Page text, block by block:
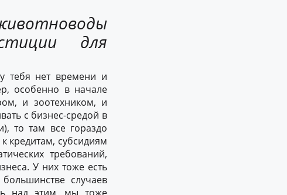
для
тебя нет времени и
особенно в начале
и зоотехником, и
с бизнес-средой в
то там все гораздо
кредитам, субсидиям
требований,
У них тоже есть
случаев